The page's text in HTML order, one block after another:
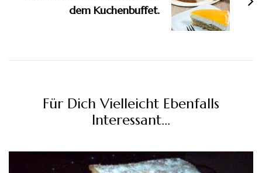
dem Kuchenbuffet.
Für Dich Vielleicht Ebenfalls
Interessant...